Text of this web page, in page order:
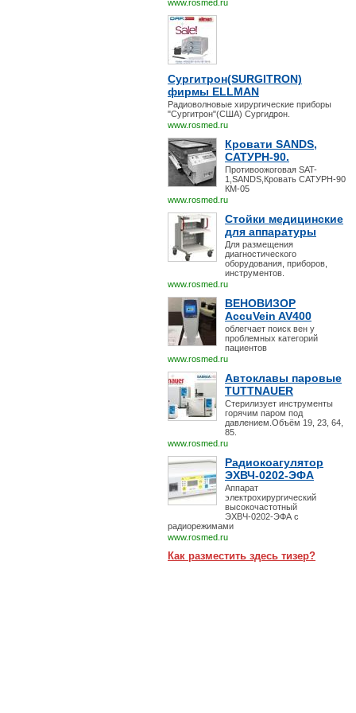
www.rosmed.ru
Сургитрон(SURGITRON)
фирмы ELLMAN
Радиоволновые хирургические приборы
"Сургитрон"(США) Сургидрон.
www.rosmed.ru
Кровати SANDS,
САТУРН-90.
Противоожоговая SAT-
1,SANDS,Кровать САТУРН-90
КМ-05
www.rosmed.ru
Стойки медицинские
для аппаратуры
Для размещения
диагностического
оборудования, приборов,
инструментов.
www.rosmed.ru
ВЕНОВИЗОР
AccuVein AV400
облегчает поиск вен у
проблемных категорий
пациентов
www.rosmed.ru
Автоклавы паровые
TUTTNAUER
Стерилизует инструменты
горячим паром под
давлением.Объём 19, 23, 64,
85.
www.rosmed.ru
Радиокоагулятор
ЭХВЧ-0202-ЭФА
Аппарат
электрохирургический
высокочастотный
ЭХВЧ-0202-ЭФА с
радиорежимами
www.rosmed.ru
Как разместить здесь тизер?